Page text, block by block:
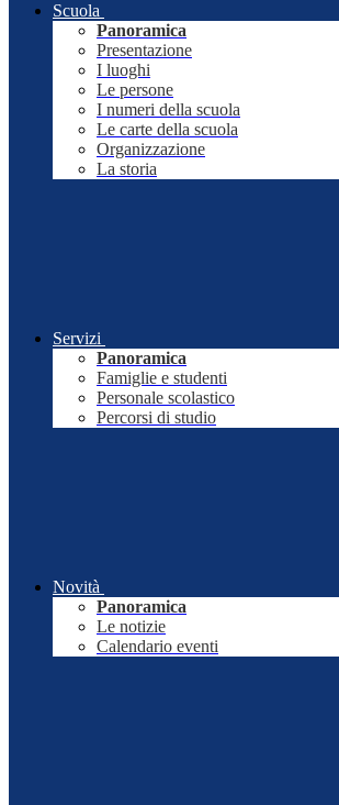
Scuola
Panoramica
Presentazione
I luoghi
Le persone
I numeri della scuola
Le carte della scuola
Organizzazione
La storia
Servizi
Panoramica
Famiglie e studenti
Personale scolastico
Percorsi di studio
Novità
Panoramica
Le notizie
Calendario eventi